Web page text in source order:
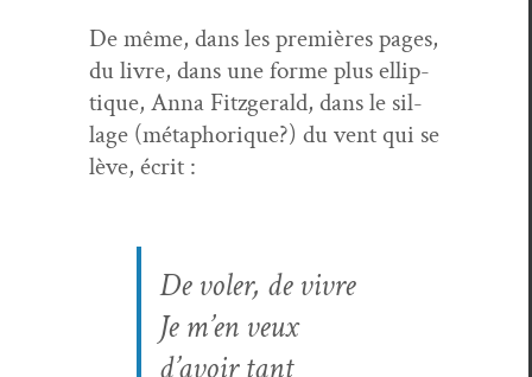
De même, dans les pre­mières pages,
du livre, dans une forme plus ellip­
tique, Anna Fitzger­ald, dans le sil­
lage (métaphorique?) du vent qui se
lève, écrit :
De vol­er, de vivre
Je m’en veux
d’avoir tant